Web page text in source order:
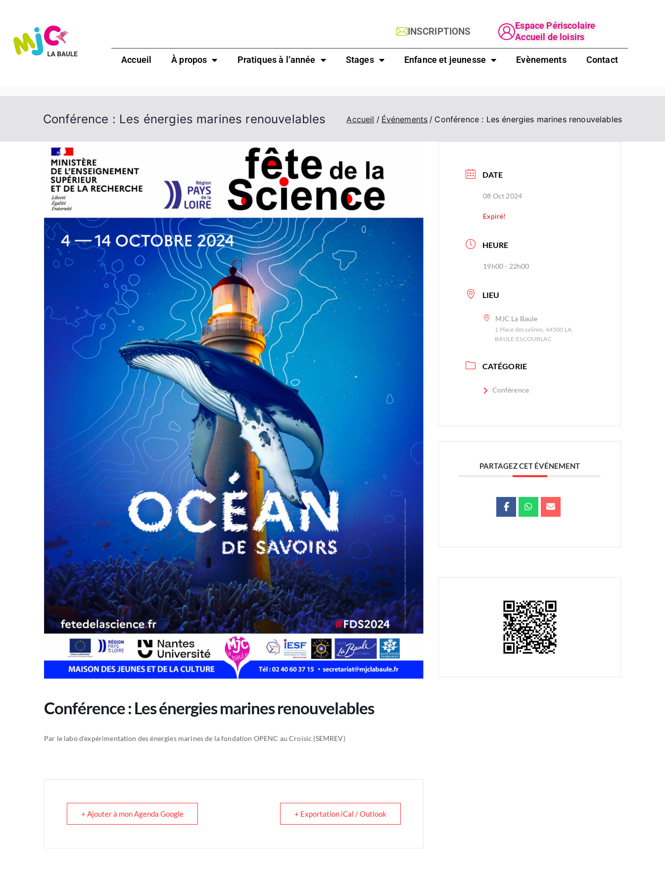
INSCRIPTIONS
Espace Périscolaire
Accueil de loisirs
Accueil À propos Pratiques à l’année Stages Enfance et jeunesse Evènements Contact
Conférence : Les énergies marines renouvelables Accueil Événements Conférence : Les énergies marines renouvelables
Conférence : Les énergies marines renouvelables
Par le labo d’expérimentation des énergies marines de la fondation OPENC au Croisic (SEMREV)
+ Ajouter à mon Agenda Google + Exportation iCal / Outlook
DATE
08 Oct 2024
Expiré!
HEURE
19h00 - 22h00
LIEU
MJC La Baule
1 Place des salines, 44500 LA
BAULE-ESCOUBLAC
CATÉGORIE
Conférence
PARTAGEZ CET ÉVÉNEMENT